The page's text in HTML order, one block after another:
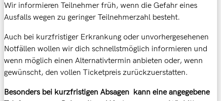
Wir informieren Teilnehmer früh, wenn die Gefahr eines
Ausfalls wegen zu geringer Teilnehmerzahl besteht.
Auch bei kurzfristiger Erkrankung oder unvorhergesehenen
Notfällen wollen wir dich schnellstmöglich informieren und
wenn möglich einen Alternativtermin anbieten oder, wenn
gewünscht, den vollen Ticketpreis zurückzuerstatten.
Besonders bei kurzfristigen Absagen kann eine angegebene